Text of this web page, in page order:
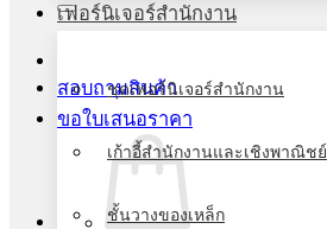
สอบถามสินค้า
ขอใบเสนอราคา
เฟอร์นิเจอร์สำนักงาน
ชุดเฟอร์นิเจอร์สำนักงาน
เก้าอี้สำนักงานและเชิงพาณิชย์
ชั้นวางของเหล็ก